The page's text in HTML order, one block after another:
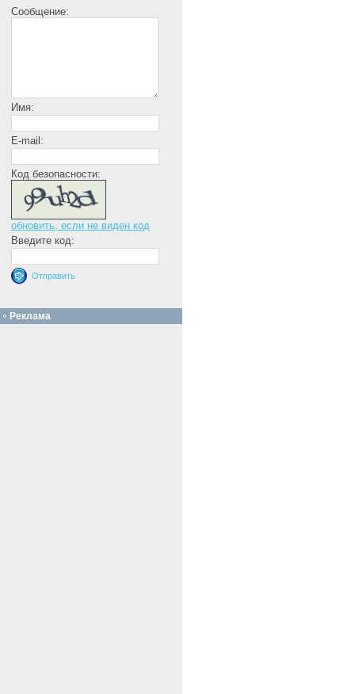
Сообщение:
Имя:
E-mail:
Код безопасности:
обновить, если не виден код
Введите код:
Реклама